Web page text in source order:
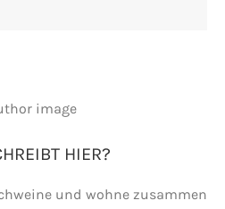
HIER?
und wohne zusammen